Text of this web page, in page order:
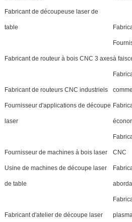
Fabricant de découpeuse laser de
table
Fabricant de routeur à bois CNC 3 axesà
Fabricant de routeurs CNC industriels
Fournisseur d'applications de découpe
laser
Fournisseur de machines à bois laser CNC
Usine de machines de découpe laser
de table
Fabricant d'atelier de découpe laser plasma